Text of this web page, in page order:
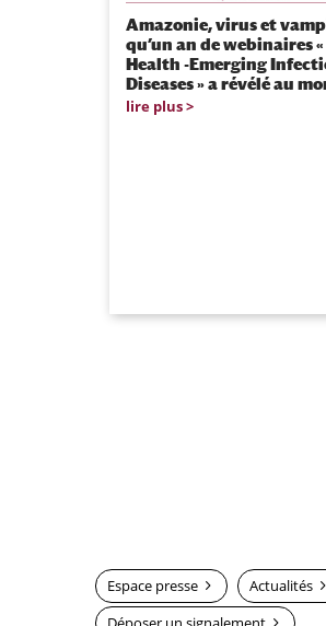
Amazonie, virus et
qu’un an de webinaires
Health -Emerging
Diseases » a révélé au
lire plus
Espace presse Actualités